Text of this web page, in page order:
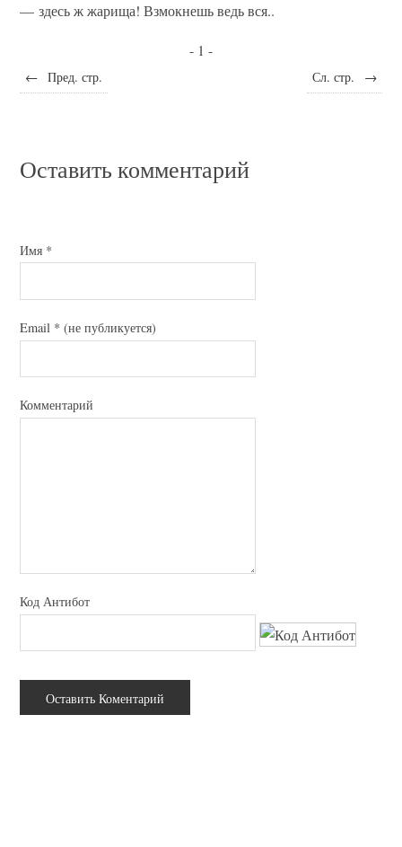
— здесь ж жарища! Взмокнешь ведь вся..
- 1 -
← Пред. стр. Сл. стр. →
Оставить комментарий
Имя *
Email * (не публикуется)
Комментарий
Код Антибот